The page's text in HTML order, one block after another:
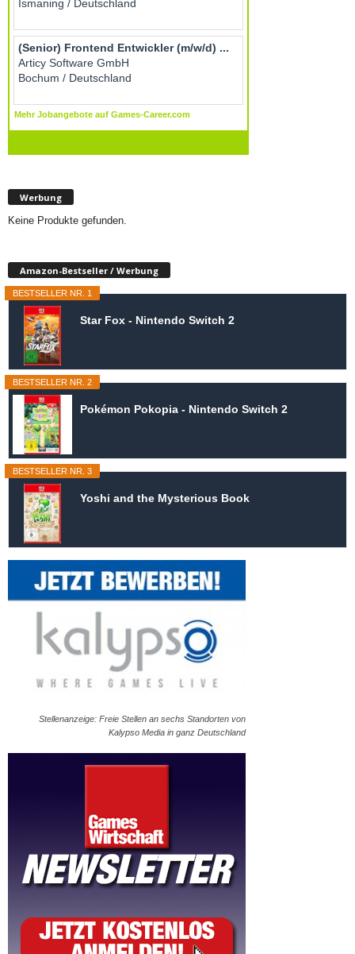
Werbung
Keine Produkte gefunden.
Amazon-Bestseller / Werbung
BESTSELLER NR. 1
Star Fox - Nintendo Switch 2
BESTSELLER NR. 2
Pokémon Pokopia - Nintendo Switch 2
BESTSELLER NR. 3
Yoshi and the Mysterious Book
Stellenanzeige: Freie Stellen an sechs Standorten von
Kalypso Media in ganz Deutschland